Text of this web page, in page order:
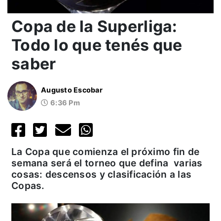
Copa de la Superliga:
Todo lo que tenés que
saber
Augusto Escobar
6:36 Pm
La Copa que comienza el próximo fin de
semana será el torneo que defina varias
cosas: descensos y clasificación a las
Copas.